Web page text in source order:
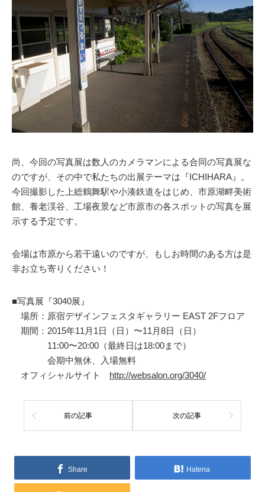
尚、今回の写真展は数人のカメラマンによる合同の写真展な
のですが、その中で私たちの出展テーマは『ICHIHARA』。
今回撮影した上総鶴舞駅や小湊鉄道をはじめ、市原湖畔美術
館、養老渓谷、工場夜景など市原市の各スポットの写真を展
示する予定です。
会場は市原から若干遠いのですが、もしお時間のある方は是
非お立ち寄りください！
■写真展『3040展』
場所：原宿デザインフェスタギャラリー EAST 2Fフロア
期間：2015年11月1日（日）〜11月8日（日）
11:00〜20:00（最終日は18:00まで）
会期中無休、入場無料
オフィシャルサイト http://websalon.org/3040/
前の記事 次の記事
Share Hatena